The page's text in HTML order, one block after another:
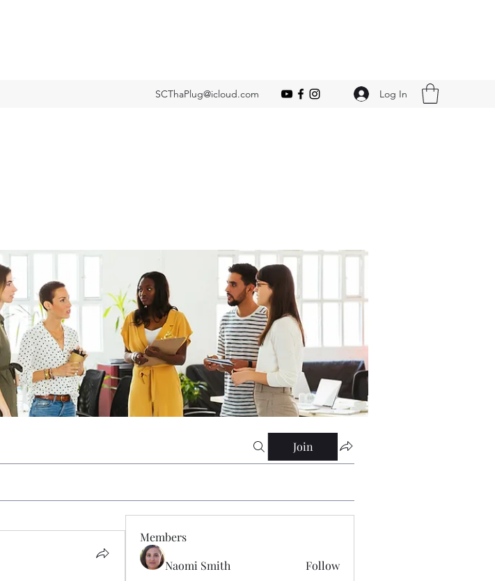
SCThaPlug@icloud.com Log In
Join
Members
Naomi Smith
Follow